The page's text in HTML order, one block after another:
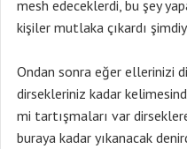
mesh edeceklerdi, bu şey
kişiler mutlaka çıkardı
Ondan sonra eğer ellerinizi
dirsekleriniz kadar
mi tartışmaları var
buraya kadar yıkanacak